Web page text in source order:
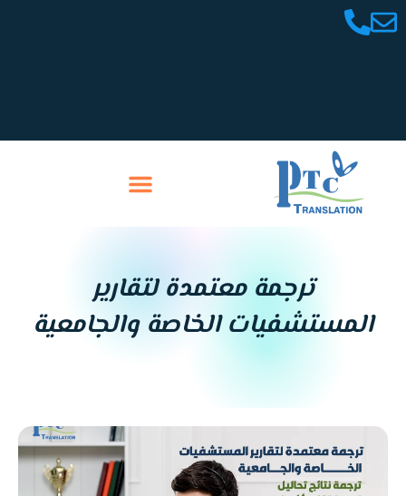
تخطي
ترجمة معتمدة لتقارير
المستشفيات الخاصة والجامعية